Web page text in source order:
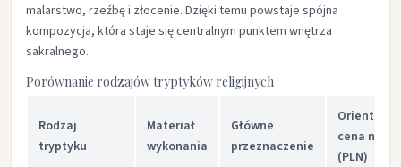
malarstwo, rzeźbę i złocenie. Dzięki temu powstaje spójna
kompozycja, która staje się centralnym punktem wnętrza
sakralnego.
Porównanie rodzajów tryptyków religijnych
Rodzaj
tryptyku
Materiał
wykonania
Główne
przeznaczenie
cena netto
(PLN)